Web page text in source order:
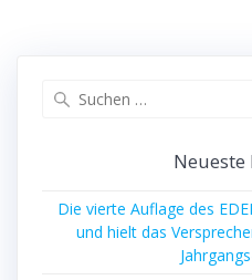
Neu­es­te
Die vier­te Auf­la­ge des
und hielt das